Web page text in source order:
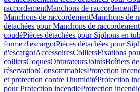
raccordementManchons de raccordement
Manchons de raccordementManchons de
détachées pour Manchons de raccordement
coudéPièces détachées pour Siphons en
forme d'escargotPièces détachées pour
d'escargotAccessoiresColliersFixations
colliersCoquesObturateursJointsBoîtiers de
réservationConsommablesProtection
et protection contre l'humiditéProtection
pour Protection incendieProtection